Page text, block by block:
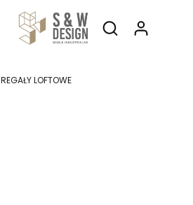
Otwórz
REGAŁY LOFTOWE